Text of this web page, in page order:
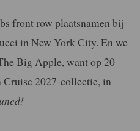
front row plaatsnamen bij
in New York City. En we
Big Apple, want op 20
2027-collectie, in